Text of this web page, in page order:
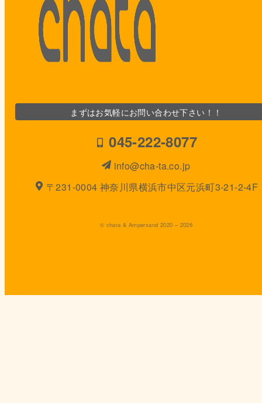
まずはお気軽にお問い合わせ下さい！！
045-222-8077
info@cha-ta.co.jp
〒231-0004 神奈川県横浜市中区元浜町3-21-2-4F
© chata & Ampersand 2020 – 2026